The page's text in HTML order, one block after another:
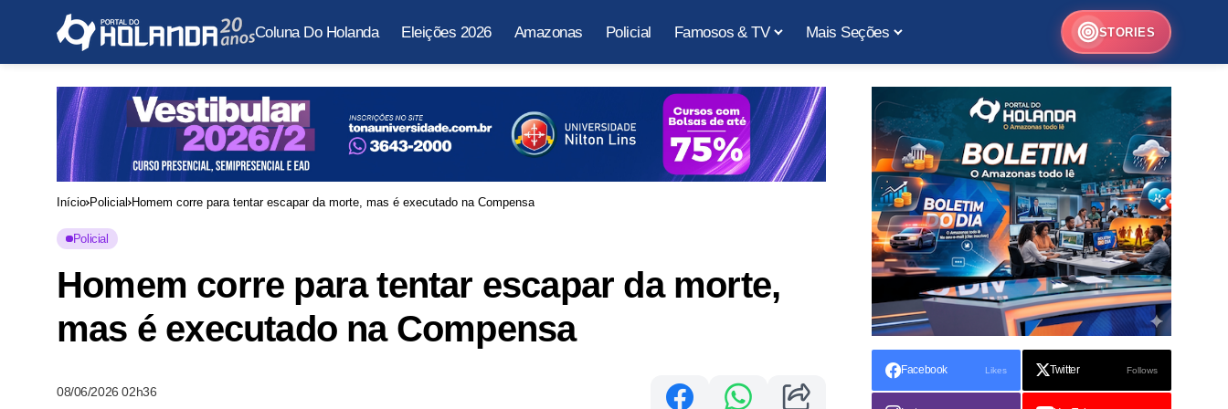
Coluna Do Holanda Eleições 2026 Amazonas Policial Famosos & TV Mais Seções STORIES
Início Policial Homem corre para tentar escapar da morte, mas é executado na Compensa
Policial
Homem corre para tentar escapar da morte,
mas é executado na Compensa
08/06/2026 02h36
Facebook Likes Twitter Follows